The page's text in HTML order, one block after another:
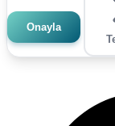
Onayla